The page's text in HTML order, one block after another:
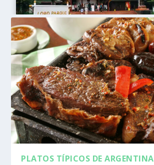
PLATOS TÍPICOS DE ARGENTINA